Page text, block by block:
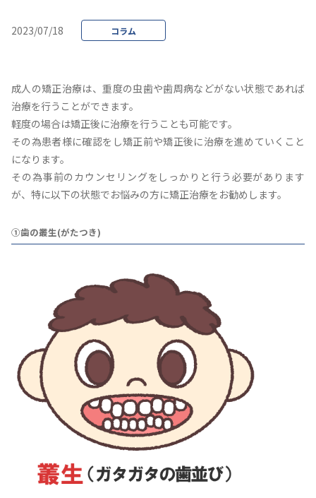
2023/07/18 コラム
成人の矯正治療は、重度の虫歯や歯周病などがない状態であれば
治療を行うことができます。
軽度の場合は矯正後に治療を行うことも可能です。
その為患者様に確認をし矯正前や矯正後に治療を進めていくこと
になります。
その為事前のカウンセリングをしっかりと行う必要があります
が、特に以下の状態でお悩みの方に矯正治療をお勧めします。
①歯の叢生(がたつき)